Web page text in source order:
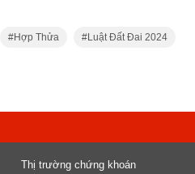
Hợp Thửa Luật Đất Đai 2024
Thị trường chứng khoán